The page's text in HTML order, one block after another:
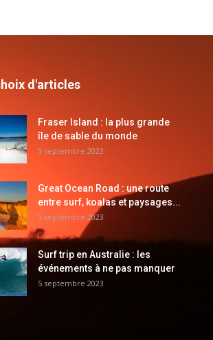
d'articles
Fraser Island : la plus grande
île de sable du monde
5 septembre 2023
Great Ocean Road : une route
entre surf, koalas et paysages...
5 septembre 2023
Surf trip en Australie : les
événements à ne pas manquer
5 septembre 2023